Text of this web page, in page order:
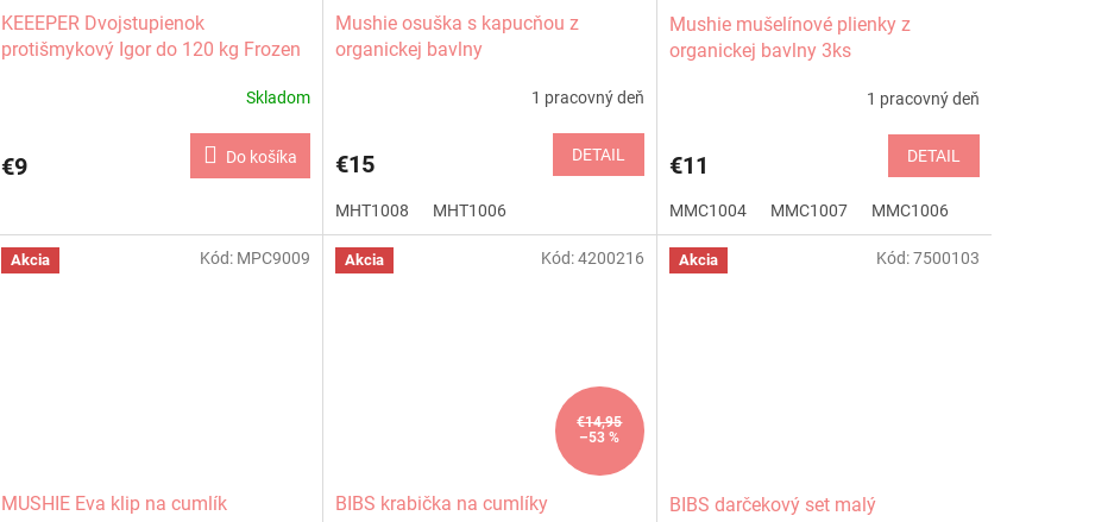
KEEEPER Dvojstupienok
protišmykový Igor do 120 kg Frozen
Skladom
€9 Do košíka
Mushie osuška s kapucňou z
organickej bavlny
1 pracovný deň
€15 DETAIL
MHT1008 MHT1006
Mushie mušelínové plienky z
organickej bavlny 3ks
1 pracovný deň
€11 DETAIL
MMC1004 MMC1007 MMC1006
Akcia
MUSHIE Eva klip na cumlík
Kód: MPC9009 Akcia
€14,95
–53 %
BIBS krabička na cumlíky
Kód:4200216 Akcia
BIBS darčekový set malý
Kód:7500103